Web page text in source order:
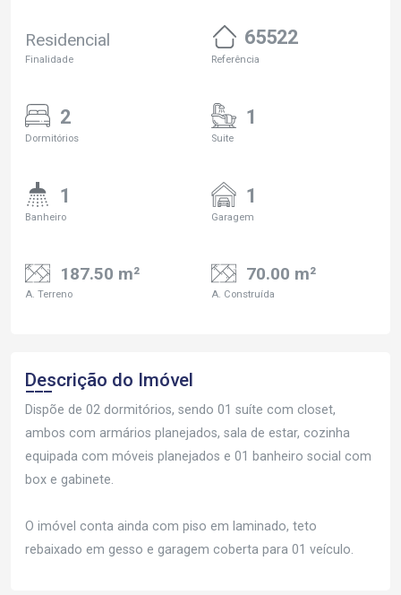
Residencial
Finalidade
65522
Referência
2
Dormitórios
1
Suite
1
Banheiro
1
Garagem
187.50 m²
A. Terreno
70.00 m²
A. Construída
Descrição do Imóvel
Dispõe de 02 dormitórios, sendo 01 suíte com closet,
ambos com armários planejados, sala de estar, cozinha
equipada com móveis planejados e 01 banheiro social com
box e gabinete.
O imóvel conta ainda com piso em laminado, teto
rebaixado em gesso e garagem coberta para 01 veículo.